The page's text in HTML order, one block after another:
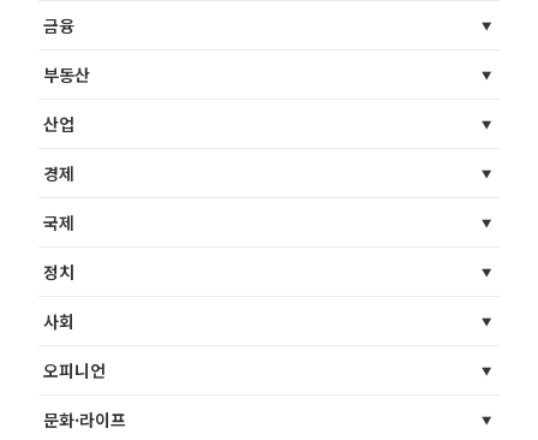
금융
부동산
산업
경제
국제
정치
사회
오피니언
문화·라이프